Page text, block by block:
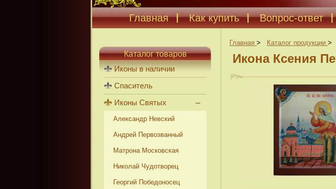
Главная Как купить Вопрос-ответ
Главная > Каталог продукции >
Икона Ксения
Каталог товаров
Иконы в наличии
Спаситель
Иконы Святых
Александр Невский
Андрей Первозванный
Матрона Московская
Николай Чудотворец
Георгий Победоносец